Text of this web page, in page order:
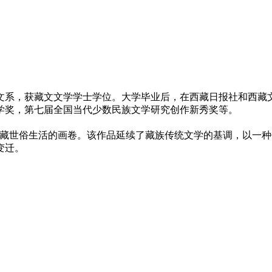
，获藏文文学学士学位。大学毕业后，在西藏日报社和西
，第七届全国当代少数民族文学研究创作新秀奖等。
世俗生活的画卷。该作品延续了藏族传统文学的基调，以一
。